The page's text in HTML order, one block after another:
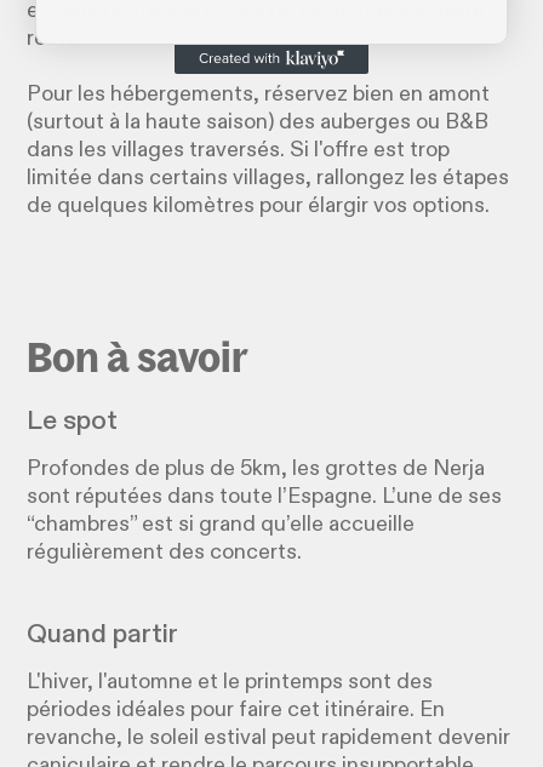
et vous ne trouverez pas de campings sur votre
route.
Pour les hébergements, réservez bien en amont
(surtout à la haute saison) des auberges ou B&B
dans les villages traversés. Si l'offre est trop
limitée dans certains villages, rallongez les étapes
de quelques kilomètres pour élargir vos options.
Bon à savoir
Le spot
Profondes de plus de 5km, les grottes de Nerja
sont réputées dans toute l’Espagne. L’une de ses
“chambres” est si grand qu’elle accueille
régulièrement des concerts.
Quand partir
L'hiver, l'automne et le printemps sont des
périodes idéales pour faire cet itinéraire. En
revanche, le soleil estival peut rapidement devenir